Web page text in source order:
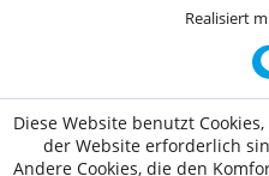
Realisiert
Diese Website benutzt
der Website erforderlich
Andere Cookies, die den